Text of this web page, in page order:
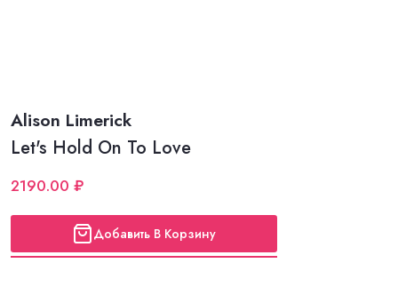
Alison Limerick
Let's Hold On To Love
2190.00 ₽
Добавить В Корзину